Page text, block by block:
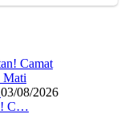
03/08/2026
C…